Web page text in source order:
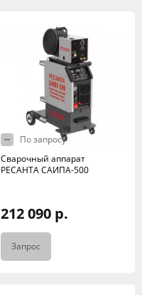
По запросу
Сварочный аппарат
РЕСАНТА САИПА-500
212 090 р.
Запрос